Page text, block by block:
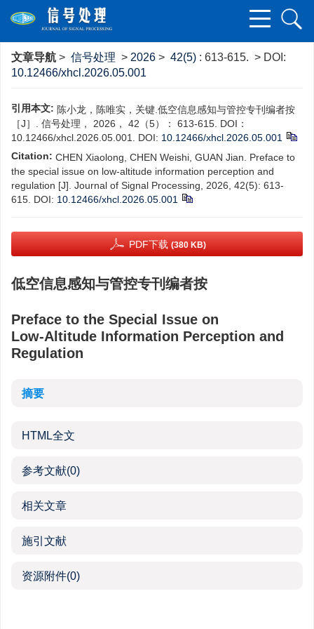
文章导航 > 信号处理 > 2026 > 42(5) : 613-615. > DOI:
10.12466/xhcl.2026.05.001
引用本文: 陈小龙，陈唯实，关键.低空信息感知与管控专刊编者按
［J］. 信号处理， 2026， 42（5）： 613-615. DOI：
10.12466/xhcl.2026.05.001.
DOI: 10.12466/xhcl.2026.05.001
Citation: CHEN Xiaolong, CHEN Weishi, GUAN Jian. Preface to
the special issue on low‑altitude information perception and
regulation [J]. Journal of Signal Processing, 2026, 42(5): 613-
615. DOI: 10.12466/xhcl.2026.05.001
PDF下载 (380 KB)
低空信息感知与管控专刊编者按
Preface to the Special Issue on
Low‑Altitude Information Perception and
Regulation
摘要
HTML全文
参考文献(0)
相关文章
施引文献
资源附件(0)